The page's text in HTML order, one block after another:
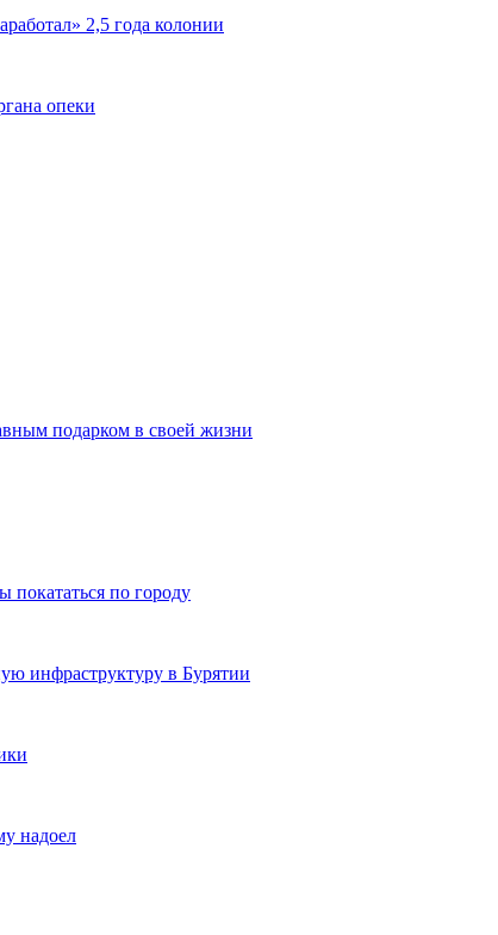
2,5 года колонии
опеки
подарком в своей жизни
покататься по городу
инфраструктуру в Бурятии
надоел